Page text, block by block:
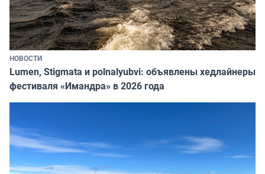
НОВОСТИ
Lumen, Stigmata и polnalyubvi: объявлены хедлайнеры
фестиваля «Имандра» в 2026 года